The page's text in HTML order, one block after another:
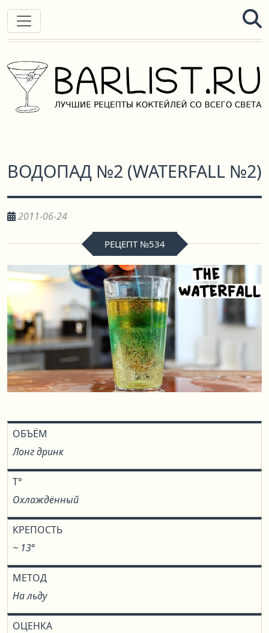
ВОДОПАД №2 (WATERFALL №2)
2011-06-24
РЕЦЕПТ №534
ОБЪЁМ
Лонг дринк
T°
Охлаждённый
КРЕПОСТЬ
~ 13°
МЕТОД
На льду
ОЦЕНКА